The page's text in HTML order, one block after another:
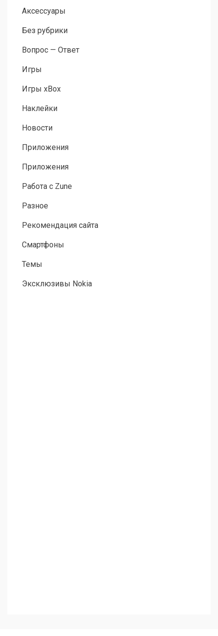
Аксессуары
Без рубрики
Вопрос — Ответ
Игры
Игры xBox
Наклейки
Новости
Приложения
Приложения
Работа с Zune
Разное
Рекомендация сайта
Смартфоны
Темы
Эксклюзивы Nokia